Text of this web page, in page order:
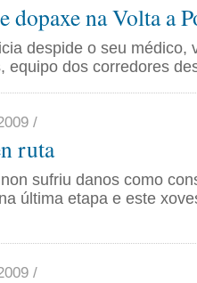
dopaxe na Volta a
despide o seu médico,
equipo dos corredores
/
ruta
sufriu danos como
última etapa e este
/